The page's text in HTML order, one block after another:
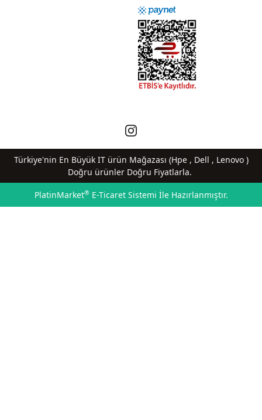
Türkiye'nin En Büyük IT ürün Mağazası (Hpe , Dell , Lenovo )
Doğru ürünler Doğru Fiyatlarla.
PlatinMarket®E-Ticaret Sistemi İle Hazırlanmıştır.